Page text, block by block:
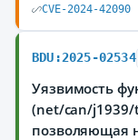
CVE-2024-42090
BDU:2025-02534
Уязвимость
(net/can/j1939/
позволяющая